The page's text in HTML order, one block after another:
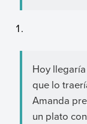
Hoy
que lo
Amanda
un plato